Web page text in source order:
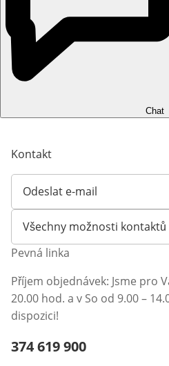
Chat
Kontakt
Odeslat e-mail
Otevírá e-mailového klienta
Všechny možnosti kontaktů
Pevná linka
Příjem objednávek: Jsme pro
20.00 hod. a v So od 9.00 –
dispozici!
Telefonní číslo:
374 619 900